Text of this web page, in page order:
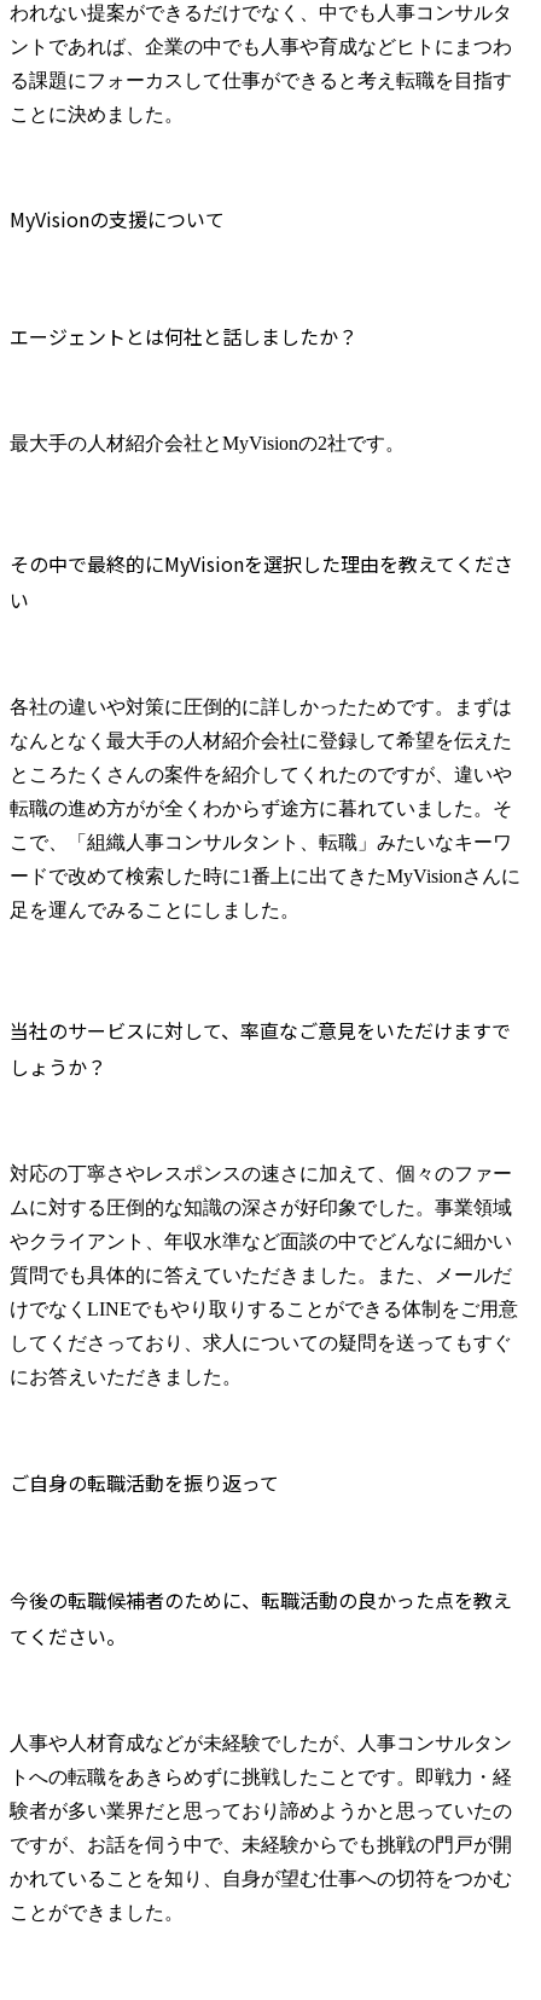
われない提案ができるだけでなく、中でも人事コンサルタ
ントであれば、企業の中でも人事や育成などヒトにまつわ
る課題にフォーカスして仕事ができると考え転職を目指す
ことに決めました。
MyVisionの支援について
エージェントとは何社と話しましたか？
最大手の人材紹介会社とMyVisionの2社です。
その中で最終的にMyVisionを選択した理由を教えてくださ
い
各社の違いや対策に圧倒的に詳しかったためです。まずは
なんとなく最大手の人材紹介会社に登録して希望を伝えた
ところたくさんの案件を紹介してくれたのですが、違いや
転職の進め方がが全くわからず途方に暮れていました。そ
こで、「組織人事コンサルタント、転職」みたいなキーワ
ードで改めて検索した時に1番上に出てきたMyVisionさんに
足を運んでみることにしました。
当社のサービスに対して、率直なご意見をいただけますで
しょうか？
対応の丁寧さやレスポンスの速さに加えて、個々のファー
ムに対する圧倒的な知識の深さが好印象でした。事業領域
やクライアント、年収水準など面談の中でどんなに細かい
質問でも具体的に答えていただきました。また、メールだ
けでなくLINEでもやり取りすることができる体制をご用意
してくださっており、求人についての疑問を送ってもすぐ
にお答えいただきました。
ご自身の転職活動を振り返って
今後の転職候補者のために、転職活動の良かった点を教え
てください。
人事や人材育成などが未経験でしたが、人事コンサルタン
トへの転職をあきらめずに挑戦したことです。即戦力・経
験者が多い業界だと思っており諦めようかと思っていたの
ですが、お話を伺う中で、未経験からでも挑戦の門戸が開
かれていることを知り、自身が望む仕事への切符をつかむ
ことができました。